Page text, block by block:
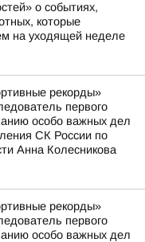
о событиях,
которые
на уходящей неделе
рекорды»
первого
особо важных дел
СК России по
Анна Колесникова
рекорды»
первого
особо важных дел